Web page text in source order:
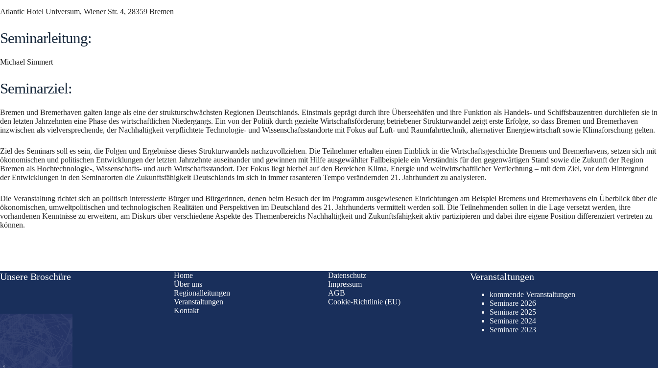
Atlantic Hotel Universum, Wiener Str. 4, 28359 Bremen
Seminarleitung:
Michael Simmert
Seminarziel:
Bremen und Bremerhaven galten lange als eine der strukturschwächsten Regionen Deutschlands. Einstmals geprägt durch ihre Überseehäfen und ihre Funktion als Handels- und Schiffsbauzentren durchliefen sie in
den letzten Jahrzehnten eine Phase des wirtschaftlichen Niedergangs. Ein von der Politik durch gezielte Wirtschaftsförderung betriebener Strukturwandel zeigt erste Erfolge, so dass Bremen und Bremerhaven
inzwischen als vielversprechende, der Nachhaltigkeit verpflichtete Technologie- und Wissenschaftsstandorte mit Fokus auf Luft- und Raumfahrttechnik, alternativer Energiewirtschaft sowie Klimaforschung gelten.
Ziel des Seminars soll es sein, die Folgen und Ergebnisse dieses Strukturwandels nachzuvollziehen. Die Teilnehmer erhalten einen Einblick in die Wirtschaftsgeschichte Bremens und Bremerhavens, setzen sich mit
ökonomischen und politischen Entwicklungen der letzten Jahrzehnte auseinander und gewinnen mit Hilfe ausgewählter Fallbeispiele ein Verständnis für den gegenwärtigen Stand sowie die Zukunft der Region
Bremen als Hochtechnologie-, Wissenschafts- und auch Wirtschaftsstandort. Der Fokus liegt hierbei auf den Bereichen Klima, Energie und weltwirtschaftlicher Verflechtung – mit dem Ziel, vor dem Hintergrund
der Entwicklungen in den Seminarorten die Zukunftsfähigkeit Deutschlands im sich in immer rasanteren Tempo verändernden 21. Jahrhundert zu analysieren.
Die Veranstaltung richtet sich an politisch interessierte Bürger und Bürgerinnen, denen beim Besuch der im Programm ausgewiesenen Einrichtungen am Beispiel Bremens und Bremerhavens ein Überblick über die
ökonomischen, umweltpolitischen und technologischen Realitäten und Perspektiven im Deutschland des 21. Jahrhunderts vermittelt werden soll. Die Teilnehmenden sollen in die Lage versetzt werden, ihre
vorhandenen Kenntnisse zu erweitern, am Diskurs über verschiedene Aspekte des Themenbereichs Nachhaltigkeit und Zukunftsfähigkeit aktiv partizipieren und dabei ihre eigene Position differenziert vertreten zu
können.
Unsere Broschüre
Home
Über uns
Regionalleitungen
Veranstaltungen
Kontakt
Datenschutz
Impressum
AGB
Cookie-Richtlinie (EU)
Veranstaltungen
kommende Veranstaltungen
Seminare 2026
Seminare 2025
Seminare 2024
Seminare 2023